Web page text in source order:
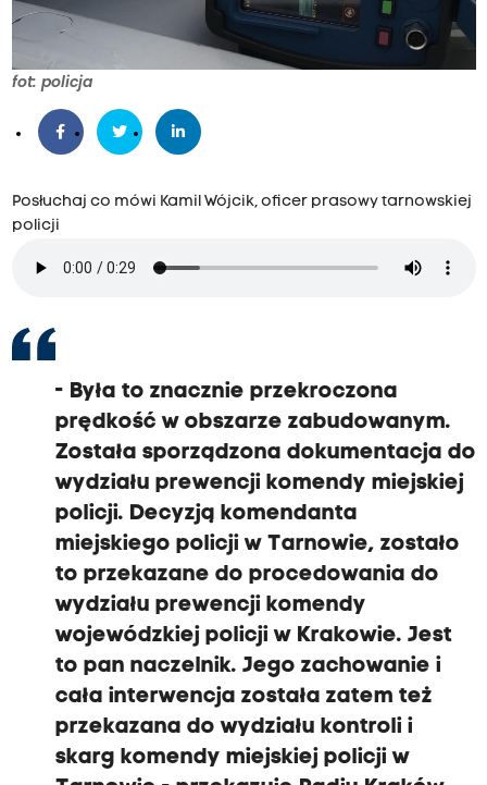
fot: policja
Posłuchaj co mówi Kamil Wójcik, oficer prasowy tarnowskiej
policji
- Była to znacznie przekroczona
prędkość w obszarze zabudowanym.
Została sporządzona dokumentacja do
wydziału prewencji komendy miejskiej
policji. Decyzją komendanta
miejskiego policji w Tarnowie, zostało
to przekazane do procedowania do
wydziału prewencji komendy
wojewódzkiej policji w Krakowie. Jest
to pan naczelnik. Jego zachowanie i
cała interwencja została zatem też
przekazana do wydziału kontroli i
skarg komendy miejskiej policji w